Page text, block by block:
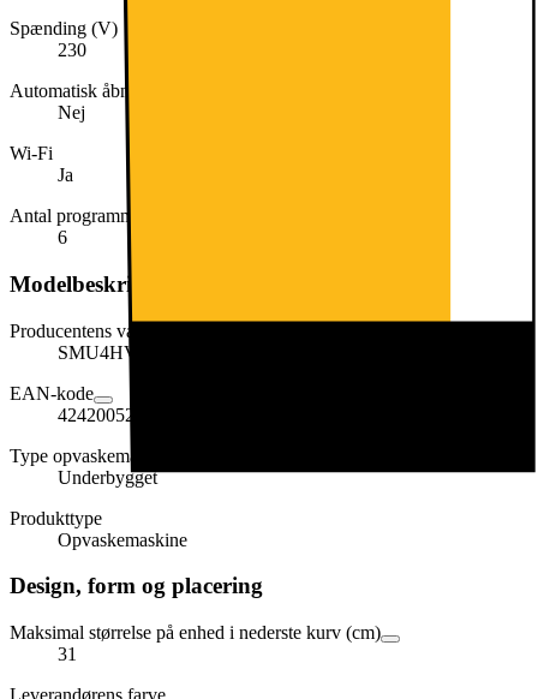
Spænding (V)
230
Automatisk åbning
Nej
Wi-Fi
Ja
Antal programmer
6
Modelbeskrivelse
Producentens varenummer
SMU4HVI72S
EAN-kode
4242005245970
Type opvaskemaskine
Underbygget
Produkttype
Opvaskemaskine
Design, form og placering
Maksimal størrelse på enhed i nederste kurv (cm)
31
Leverandørens farve